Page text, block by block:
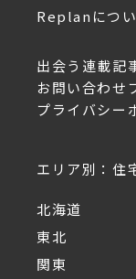
Replanにつ
出会う 連載記
お問い合わせ
プライバシー
エリア別：住
北海道
東北
関東